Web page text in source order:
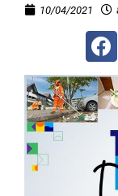
10/04/2021